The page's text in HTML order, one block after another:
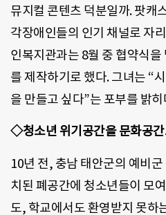
뮤지컬 콘텐츠 덕분일까. 팟캐
각장애인들의 인기 채널로 자
인복지관과는 8월 중 협약식
를 제작하기로 했다. 그녀는 “
을 만들고 싶다”는 포부를 밝
◇청소년 위기공간을 문화공
10년 전, 충남 태안군의 예비
치된 폐공간에 청소년들이 모
도, 학교에서도 환영받지 못하